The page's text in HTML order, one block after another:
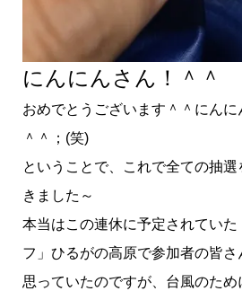
にんにんさん！＾＾
おめでとうございます＾＾にんに
＾＾；(笑)
ということで、これで全ての抽
きました～
本当はこの連休に予定されていた
フ」ひるがの高原で参加者の皆さ
思っていたのですが、台風のた